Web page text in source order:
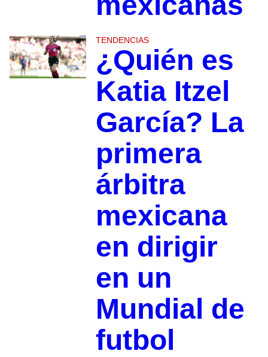
TENDENCIAS
¿Quién es
Katia Itzel
García? La
primera
árbitra
mexicana
en dirigir
en un
Mundial de
futbol